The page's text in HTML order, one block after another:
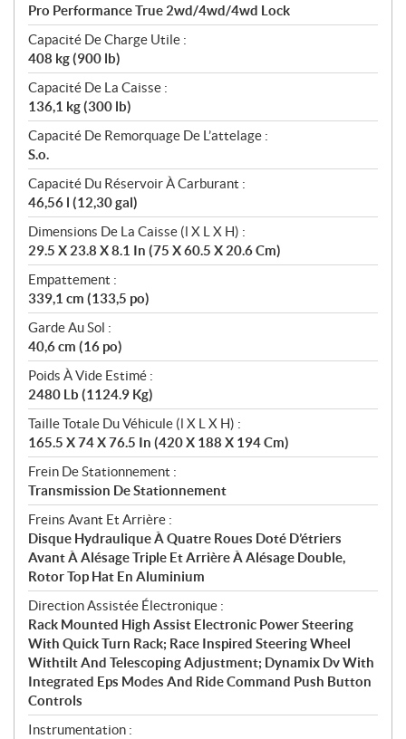
Pro Performance True 2wd/4wd/4wd Lock
Capacité De Charge Utile :
408 kg (900 lb)
Capacité De La Caisse :
136,1 kg (300 lb)
Capacité De Remorquage De L’attelage :
S.o.
Capacité Du Réservoir À Carburant :
46,56 l (12,30 gal)
Dimensions De La Caisse (l X L X H) :
29.5 X 23.8 X 8.1 In (75 X 60.5 X 20.6 Cm)
Empattement :
339,1 cm (133,5 po)
Garde Au Sol :
40,6 cm (16 po)
Poids À Vide Estimé :
2480 Lb (1124.9 Kg)
Taille Totale Du Véhicule (l X L X H) :
165.5 X 74 X 76.5 In (420 X 188 X 194 Cm)
Frein De Stationnement :
Transmission De Stationnement
Freins Avant Et Arrière :
Disque Hydraulique À Quatre Roues Doté D’étriers
Avant À Alésage Triple Et Arrière À Alésage Double,
Rotor Top Hat En Aluminium
Direction Assistée Électronique :
Rack Mounted High Assist Electronic Power Steering
With Quick Turn Rack; Race Inspired Steering Wheel
Withtilt And Telescoping Adjustment; Dynamix Dv With
Integrated Eps Modes And Ride Command Push Button
Controls
Instrumentation :